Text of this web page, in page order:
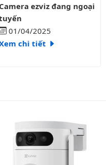
được không
Camera ezviz đang ngoại
01/04/2025
chi tiết